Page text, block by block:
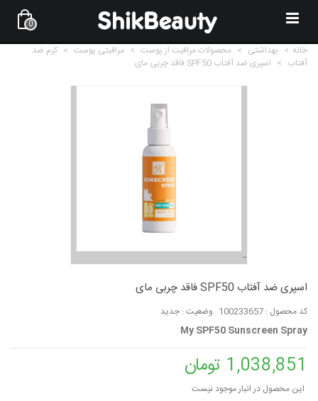
0
خانه > بهداشتی > محصولات مراقبت از پوست > مراقبتی پوست > کرم ضد
آفتاب > اسپری ضد آفتاب SPF50 فاقد چربی مای
اسپری ضد آفتاب SPF50 فاقد چربی مای
کد محصول : 100233657 وضعیت : جدید
My SPF50 Sunscreen Spray
1,038,851 تومان
این محصول در انبار موجود نیست